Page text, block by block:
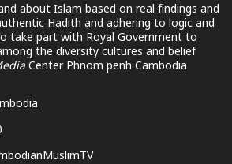
about Islam based on real findings and
Hadith and adhering to logic and
take part with Royal Government to
the diversity cultures and belief
Center Phnom penh Cambodia